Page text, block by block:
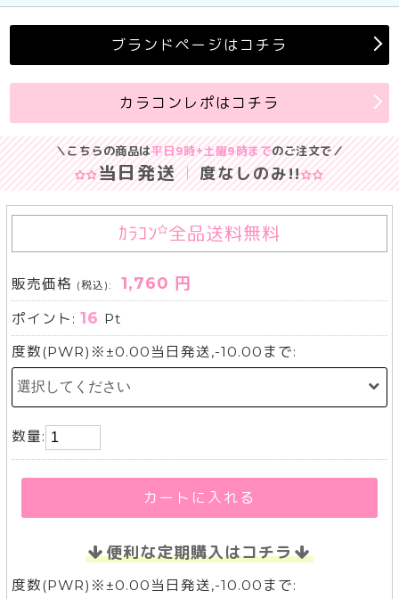
ブランドページはコチラ
カラコンレポはコチラ
＼こちらの商品は平日9時+土曜9時までのご注文で／
当日発送 度なしのみ !!
ｶﾗｺﾝ 全品送料無料
販売価格 (税込): 1,760 円
ポイント:16 Pt
度数(PWR)※±0.00当日発送,-10.00まで:
数量:
カートに入れる
便利な定期購入はコチラ
度数(PWR)※±0.00当日発送,-10.00まで: